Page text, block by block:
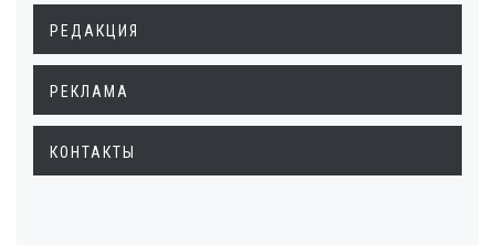
РЕДАКЦИЯ
РЕКЛАМА
КОНТАКТЫ